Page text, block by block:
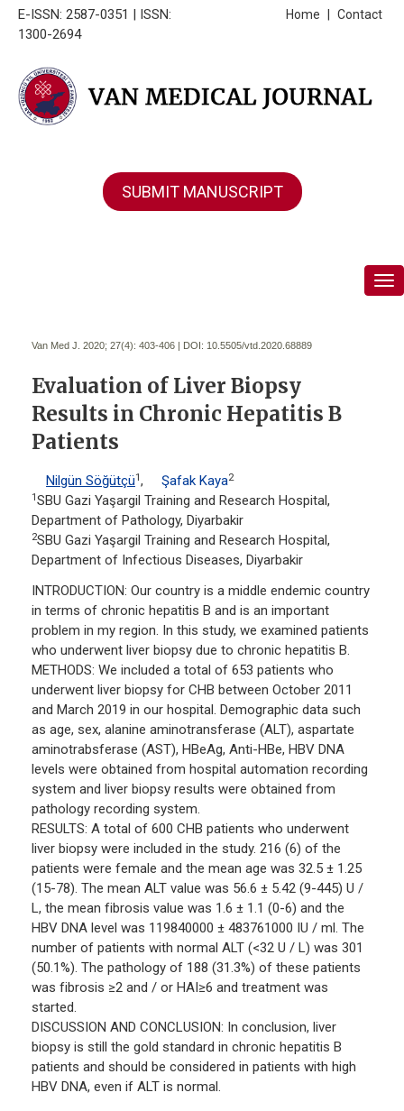
E-ISSN: 2587-0351 | ISSN:
1300-2694
Contact
Home
SUBMIT MANUSCRIPT
Van Med J. 2020; 27(4): 403-406 | DOI: 10.5505/vtd.2020.68889
Evaluation of Liver Biopsy
Results in Chronic Hepatitis B
Patients
Nilgün Söğütçü1, Şafak Kaya2
1SBU Gazi Yaşargil Training and Research Hospital,
Department of Pathology, Diyarbakir
2SBU Gazi Yaşargil Training and Research Hospital,
Department of Infectious Diseases, Diyarbakir
INTRODUCTION: Our country is a middle endemic country
in terms of chronic hepatitis B and is an important
problem in my region. In this study, we examined patients
who underwent liver biopsy due to chronic hepatitis B.
METHODS: We included a total of 653 patients who
underwent liver biopsy for CHB between October 2011
and March 2019 in our hospital. Demographic data such
as age, sex, alanine aminotransferase (ALT), aspartate
aminotrabsferase (AST), HBeAg, Anti-HBe, HBV DNA
levels were obtained from hospital automation recording
system and liver biopsy results were obtained from
pathology recording system.
RESULTS: A total of 600 CHB patients who underwent
liver biopsy were included in the study. 216 (6) of the
patients were female and the mean age was 32.5 ± 1.25
(15-78). The mean ALT value was 56.6 ± 5.42 (9-445) U /
L, the mean fibrosis value was 1.6 ± 1.1 (0-6) and the
HBV DNA level was 119840000 ± 483761000 IU / ml. The
number of patients with normal ALT (<32 U / L) was 301
(50.1%). The pathology of 188 (31.3%) of these patients
was fibrosis ≥2 and / or HAI≥6 and treatment was
started.
DISCUSSION AND CONCLUSION: In conclusion, liver
biopsy is still the gold standard in chronic hepatitis B
patients and should be considered in patients with high
HBV DNA, even if ALT is normal.